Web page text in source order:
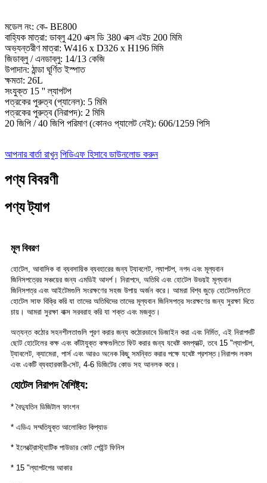
মডেল নং: কে- BE800
বাহ্যিক মাত্রা: ডাব্লু 420 এক্স ডি 380 এক্স এইচ 200 মিমি
অভ্যন্তরীণ মাত্রা: W416 x D326 x H196 মিমি
জিডাব্লু / এনডাব্লু: 14/13 কেজি
উপাদান: ঠান্ডা ঘূর্ণিত ইস্পাত
ক্ষমতা: 26L
সংযুক্ত 15 '' ল্যাপটপ
পত্রকের পুরুত্ব (প্যানেল): 5 মিমি
পত্রকের পুরুত্ব (নিরাপদ): 2 মিমি
20 জিপি / 40 জিপি পরিমাণ (কোনও প্যালেট নেই): 606/1259 পিসি
আপনার বার্তা রাখুন পিডিএফ হিসাবে ডাউনলোড করুন
পণ্য বিবরণী
পণ্য ট্যাগ
মূল বিবরণ
হোটেল, আবাসিক বা ব্যবসায়িক ব্যবহারের জন্য ট্যাবলেট, ল্যাপটপ, নগদ এবং মূল্যবান
জিনিসপত্রের সঞ্চয়ের জন্য এমডিই আদর্শ। নিরাপদে, অতিথি এবং হোটেল উভয়ই মূল্যবান
জিনিসপত্র এবং আইটেমগুলি সংরক্ষণের সহজ উপায় অর্জন করে। আমরা বিশ্ব জুড়ে হোটেলগুলিতে
হোটেল সাফ বিক্রি করি যা তাদের অতিথিদের তাদের মূল্যবান জিনিসপত্র সংরক্ষণের জন্য সুরক্ষা দিতে
চায়। আমরা সুরক্ষা বাক্স সরবরাহ করি যা শক্ত এবং মজবুত।
অত্যন্ত কঠোর সহনশীলতাগুলি পূরণ করার জন্য কঠোরভাবে ডিজাইন করা এবং নির্মিত, এই নিরাপদটি
ছোট হোটেলের কক্ষ এবং কাঁটাযুক্ত কক্ষগুলিতে ফিট করার জন্য যথেষ্ট কমপ্যাক্ট, তবে 15 "ল্যাপটপ,
ট্যাবলেট, ক্যামেরা, পার্স এবং আরও অনেক কিছু সমন্বিত করার পক্ষে যথেষ্ট প্রশস্ত। নিরাপদ লকস
এবং একটি ব্যবহারকারী-সেট, 4-6 ডিজিটের কোড সহ আনলক করে।
হোটেল নিরাপদ বৈশিষ্ট্য:
* বৈদ্যুতিন ডিজিটাল ফাংশন
* এডিএ সম্মতিযুক্ত আলোকিত কিপ্যাড
* ইলেক্ট্রোস্ট্যাটিক পাউডার কোট পেইন্ট ফিনিস
* 15 "ল্যাপটপের আকার